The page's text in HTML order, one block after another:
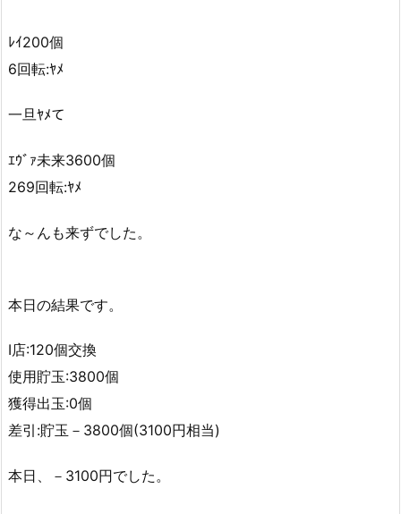
ﾚｲ200個
6回転:ﾔﾒ
一旦ﾔﾒて
ｴｳﾞｧ未来3600個
269回転:ﾔﾒ
な～んも来ずでした。
本日の結果です。
I店:120個交換
使用貯玉:3800個
獲得出玉:0個
差引:貯玉－3800個(3100円相当)
本日、－3100円でした。